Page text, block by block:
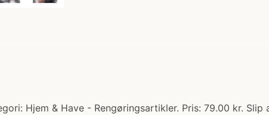
Hjem & Have - Rengøringsartikler. Pris: 79.00 kr.